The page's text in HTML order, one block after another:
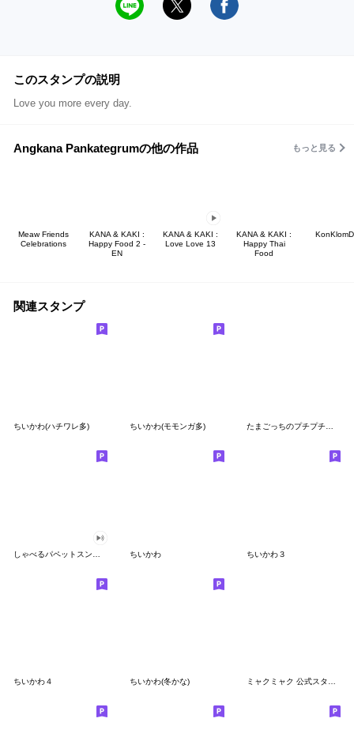
このスタンプの説明
Love you more every day.
Angkana Pankategrumの他の作品 もっと見る
Meaw Friends
Celebrations
KANA & KAKI :
Happy Food 2 -
EN
KANA & KAKI :
Love Love 13
KANA & KAKI :
Happy Thai
Food
関連スタンプ
ちいかわ(ハチワレ多) ちいかわ(モモンガ多) たまごっちのプチプチおみせっち
ちいかわ ちいかわ３
ちいかわ４ ちいかわ(冬かな)